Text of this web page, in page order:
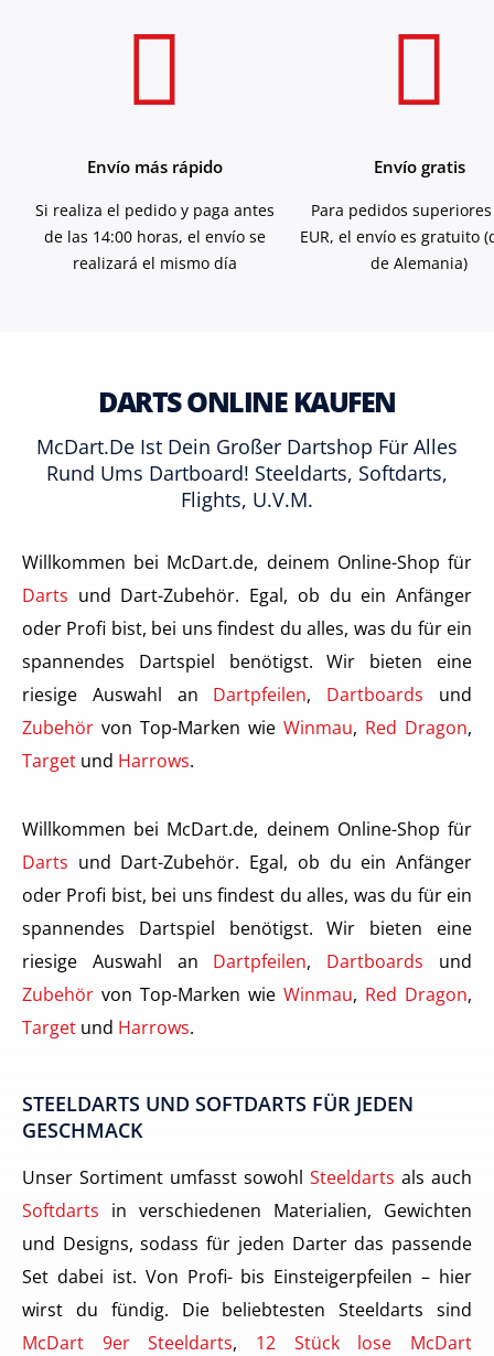
Envío más rápido
Si realiza el pedido y paga antes
de las 14:00 horas, el envío se
realizará el mismo día
Envío gratis
Para pedidos
EUR, el envío es gratuito
de Alemania)
DARTS ONLINE KAUFEN
McDart.de Ist Dein Großer Dartshop Für Alles
Rund Ums Dartboard! Steeldarts, Softdarts,
Flights, U.v.m.
Willkommen bei McDart.de, deinem Online-Shop für
Darts und Dart-Zubehör. Egal, ob du ein Anfänger
oder Profi bist, bei uns findest du alles, was du für ein
spannendes Dartspiel benötigst. Wir bieten eine
riesige Auswahl an Dartpfeilen, Dartboards und
Zubehör von Top-Marken wie Winmau, Red Dragon,
Target und Harrows.
Willkommen bei McDart.de, deinem Online-Shop für
Darts und Dart-Zubehör. Egal, ob du ein Anfänger
oder Profi bist, bei uns findest du alles, was du für ein
spannendes Dartspiel benötigst. Wir bieten eine
riesige Auswahl an Dartpfeilen, Dartboards und
Zubehör von Top-Marken wie Winmau, Red Dragon,
Target und Harrows.
STEELDARTS UND SOFTDARTS FÜR JEDEN
GESCHMACK
Unser Sortiment umfasst sowohl Steeldarts als auch
Softdarts in verschiedenen Materialien, Gewichten
und Designs, sodass für jeden Darter das passende
Set dabei ist. Von Profi- bis Einsteigerpfeilen – hier
wirst du fündig. Die beliebtesten Steeldarts sind
McDart 9er Steeldarts, 12 Stück lose McDart